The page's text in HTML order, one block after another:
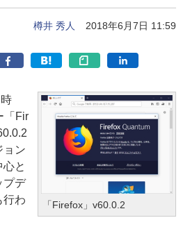
樽井 秀人 2018年6月7日 11:59
「Firefox」v60.0.2
「Fir
ョン
と
プデ
行わ